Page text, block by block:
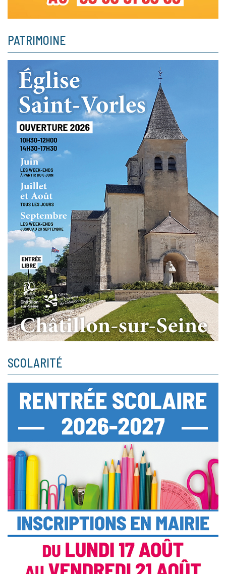
PATRIMOINE
SCOLARITÉ